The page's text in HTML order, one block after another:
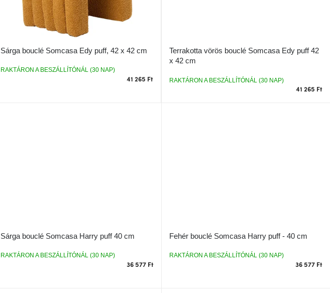
Sárga bouclé Somcasa Edy puff, 42 x 42 cm
RAKTÁRON A BESZÁLLÍTÓNÁL (30 NAP)
41 265 Ft
Terrakotta vörös bouclé Somcasa Edy puff 42
x 42 cm
RAKTÁRON A BESZÁLLÍTÓNÁL (30 NAP)
41 265 Ft
Sárga bouclé Somcasa Harry puff 40 cm
RAKTÁRON A BESZÁLLÍTÓNÁL (30 NAP)
36 577 Ft
Fehér bouclé Somcasa Harry puff - 40 cm
RAKTÁRON A BESZÁLLÍTÓNÁL (30 NAP)
36 577 Ft